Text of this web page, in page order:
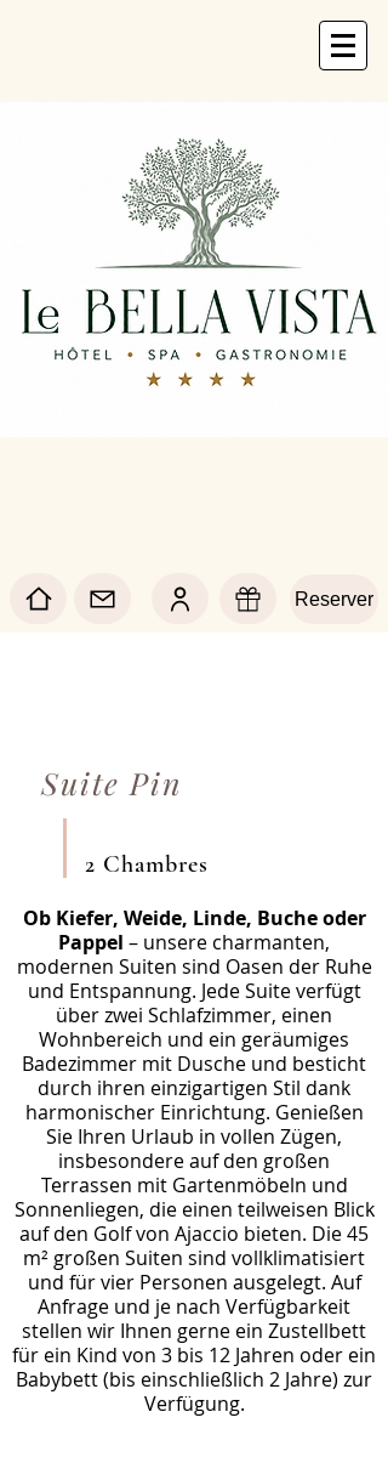
Reserver
Suite Pin
2 Chambres
Ob Kiefer, Weide, Linde, Buche oder
Pappel – unsere charmanten,
modernen Suiten sind Oasen der Ruhe
und Entspannung. Jede Suite verfügt
über zwei Schlafzimmer, einen
Wohnbereich und ein geräumiges
Badezimmer mit Dusche und besticht
durch ihren einzigartigen Stil dank
harmonischer Einrichtung. Genießen
Sie Ihren Urlaub in vollen Zügen,
insbesondere auf den großen
Terrassen mit Gartenmöbeln und
Sonnenliegen, die einen teilweisen Blick
auf den Golf von Ajaccio bieten. Die 45
m² großen Suiten sind vollklimatisiert
und für vier Personen ausgelegt. Auf
Anfrage und je nach Verfügbarkeit
stellen wir Ihnen gerne ein Zustellbett
für ein Kind von 3 bis 12 Jahren oder ein
Babybett (bis einschließlich 2 Jahre) zur
Verfügung.